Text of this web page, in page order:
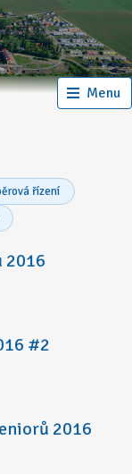
Menu
řízení
2016
#2
2016